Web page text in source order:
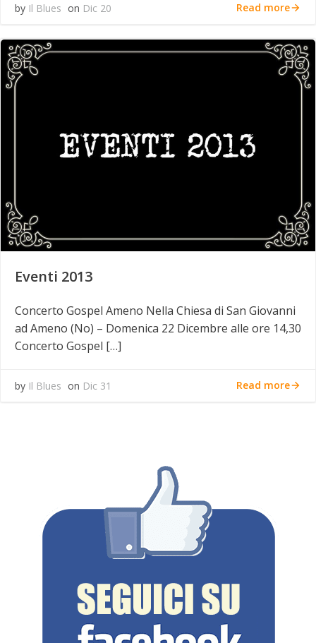
by Il Blues on Dic 20 Read more
Eventi 2013
Concerto Gospel Ameno Nella Chiesa di San Giovanni
ad Ameno (No) – Domenica 22 Dicembre alle ore 14,30
Concerto Gospel […]
by Il Blues on Dic 31 Read more